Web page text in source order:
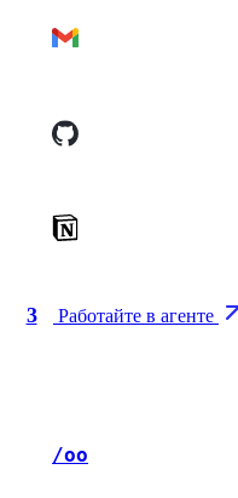
3 Работайте в агенте
/oo